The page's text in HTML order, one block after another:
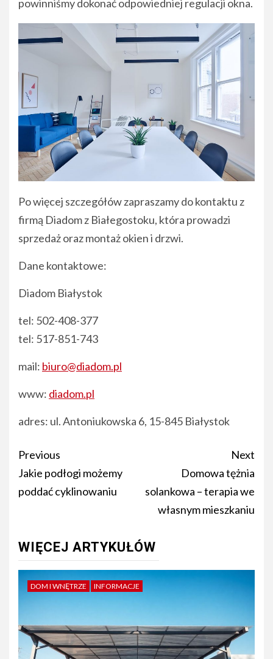
powinniśmy dokonać odpowiedniej regulacji okna.
Po więcej szczegółów zapraszamy do kontaktu z
firmą Diadom z Białegostoku, która prowadzi
sprzedaż oraz montaż okien i drzwi.
Dane kontaktowe:
Diadom Białystok
tel: 502-408-377
tel: 517-851-743
mail: biuro@diadom.pl
www: diadom.pl
adres: ul. Antoniukowska 6, 15-845 Białystok
Post
navigation
Previous
Jakie podłogi możemy
poddać cyklinowaniu
Next
Domowa tężnia
solankowa – terapia we
własnym mieszkaniu
WIĘCEJ ARTYKUŁÓW
DOM I WNĘTRZE INFORMACJE